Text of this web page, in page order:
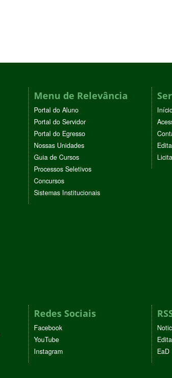
Menu de Relevância
Portal do Aluno
Portal do Servidor
Portal do Egresso
Nossas Unidades
Guia de Cursos
Processos Seletivos
Concursos
Sistemas Institucionais
Redes Sociais
Facebook
YouTube
Instagram
EaD